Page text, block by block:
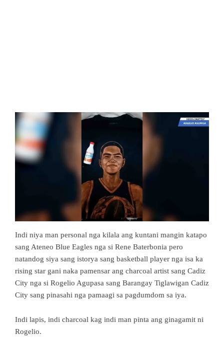
Indi niya man personal nga kilala ang kuntani mangin katapo
sang Ateneo Blue Eagles nga si Rene Baterbonia pero
natandog siya sang istorya sang basketball player nga isa ka
rising star gani naka pamensar ang charcoal artist sang Cadiz
City nga si Rogelio Agupasa sang Barangay Tiglawigan Cadiz
City sang pinasahi nga pamaagi sa pagdumdom sa iya.
Indi lapis, indi charcoal kag indi man pinta ang ginagamit ni
Rogelio.